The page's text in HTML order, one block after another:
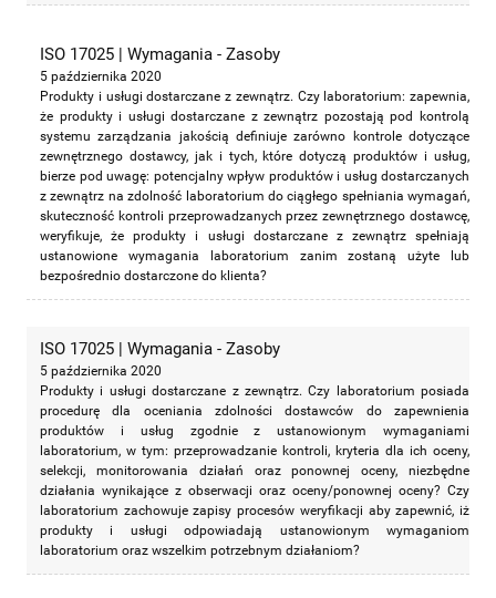
ISO 17025 | Wymagania - Zasoby
5 października 2020
Produkty i usługi dostarczane z zewnątrz. Czy laboratorium: zapewnia,
że produkty i usługi dostarczane z zewnątrz pozostają pod kontrolą
systemu zarządzania jakością definiuje zarówno kontrole dotyczące
zewnętrznego dostawcy, jak i tych, które dotyczą produktów i usług,
bierze pod uwagę: potencjalny wpływ produktów i usług dostarczanych
z zewnątrz na zdolność laboratorium do ciągłego spełniania wymagań,
skuteczność kontroli przeprowadzanych przez zewnętrznego dostawcę,
weryfikuje, że produkty i usługi dostarczane z zewnątrz spełniają
ustanowione wymagania laboratorium zanim zostaną użyte lub
bezpośrednio dostarczone do klienta?
ISO 17025 | Wymagania - Zasoby
5 października 2020
Produkty i usługi dostarczane z zewnątrz. Czy laboratorium posiada
procedurę dla oceniania zdolności dostawców do zapewnienia
produktów i usług zgodnie z ustanowionym wymaganiami
laboratorium, w tym: przeprowadzanie kontroli, kryteria dla ich oceny,
selekcji, monitorowania działań oraz ponownej oceny, niezbędne
działania wynikające z obserwacji oraz oceny/ponownej oceny? Czy
laboratorium zachowuje zapisy procesów weryfikacji aby zapewnić, iż
produkty i usługi odpowiadają ustanowionym wymaganiom
laboratorium oraz wszelkim potrzebnym działaniom?